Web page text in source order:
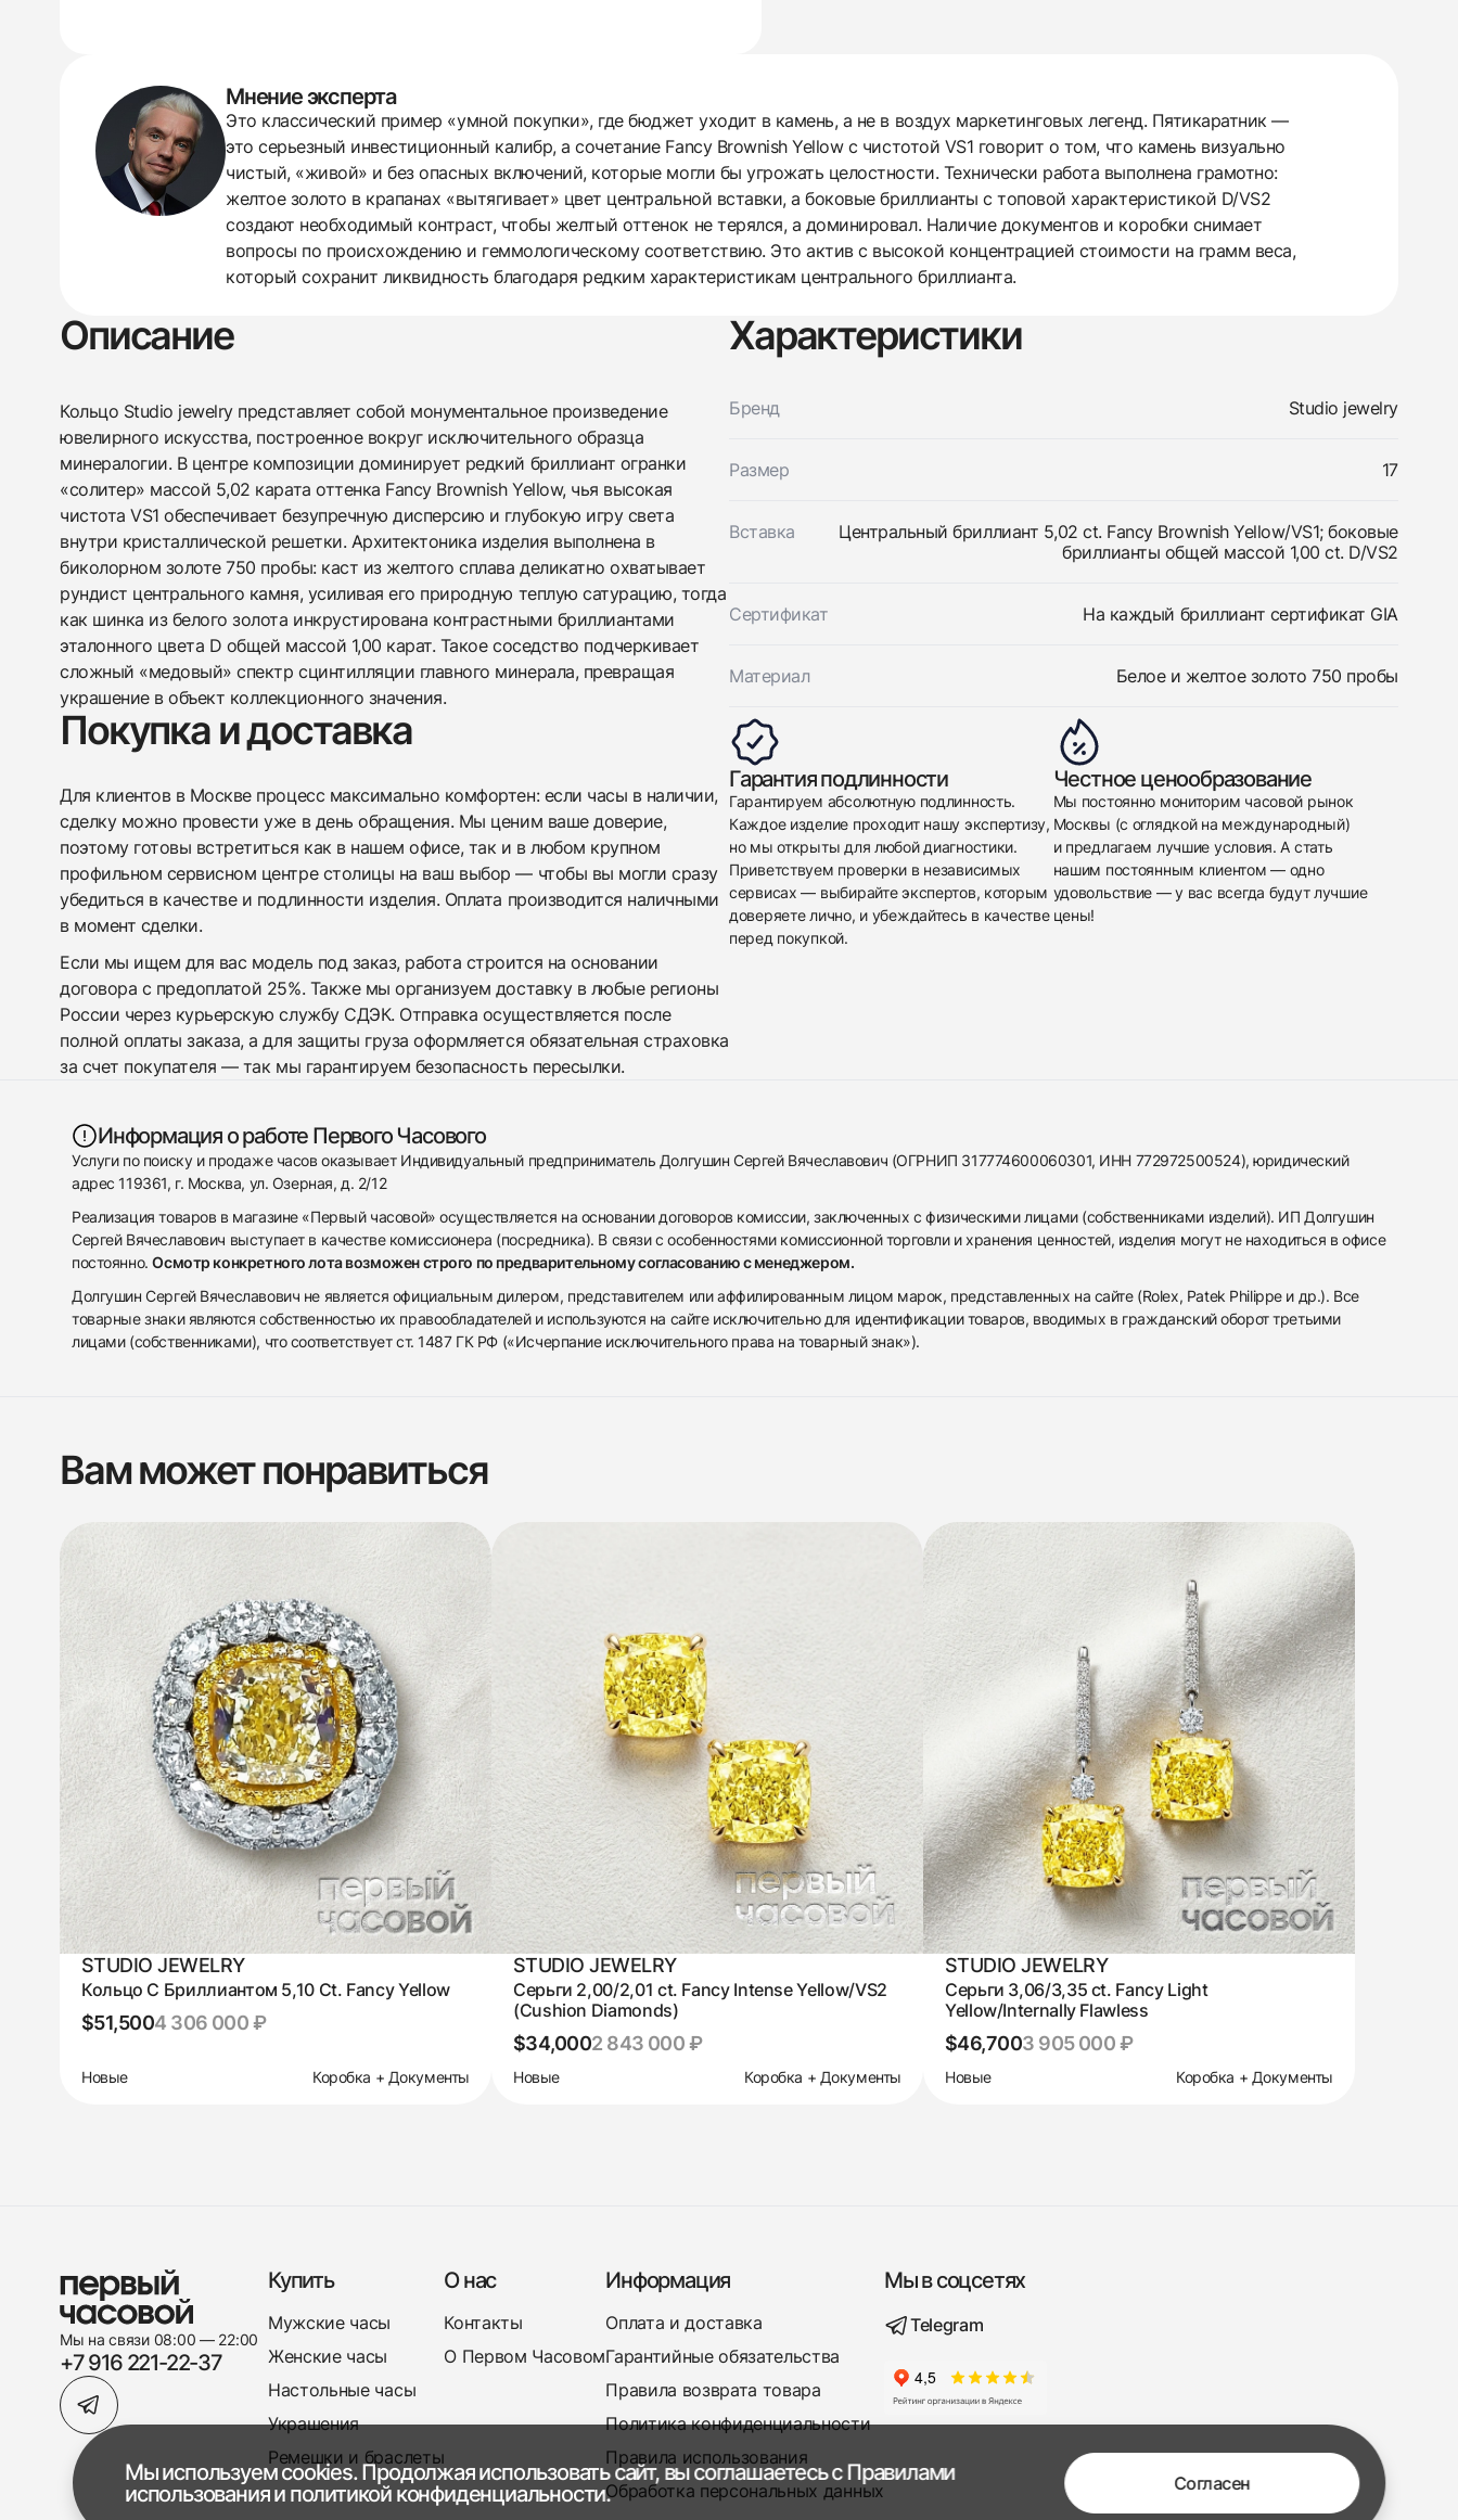
Мнение эксперта
Это классический пример «умной покупки», где бюджет уходит в камень, а не в воздух маркетинговых легенд. Пятикаратник —
это серьезный инвестиционный калибр, а сочетание Fancy Brownish Yellow с чистотой VS1 говорит о том, что камень визуально
чистый, «живой» и без опасных включений, которые могли бы угрожать целостности. Технически работа выполнена грамотно:
желтое золото в крапанах «вытягивает» цвет центральной вставки, а боковые бриллианты с топовой характеристикой D/VS2
создают необходимый контраст, чтобы желтый оттенок не терялся, а доминировал. Наличие документов и коробки снимает
вопросы по происхождению и геммологическому соответствию. Это актив с высокой концентрацией стоимости на грамм веса,
который сохранит ликвидность благодаря редким характеристикам центрального бриллианта.
Описание
Кольцо Studio jewelry представляет собой монументальное произведение
ювелирного искусства, построенное вокруг исключительного образца
минералогии. В центре композиции доминирует редкий бриллиант огранки
«солитер» массой 5,02 карата оттенка Fancy Brownish Yellow, чья высокая
чистота VS1 обеспечивает безупречную дисперсию и глубокую игру света
внутри кристаллической решетки. Архитектоника изделия выполнена в
биколорном золоте 750 пробы: каст из желтого сплава деликатно охватывает
рундист центрального камня, усиливая его природную теплую сатурацию, тогда
как шинка из белого золота инкрустирована контрастными бриллиантами
эталонного цвета D общей массой 1,00 карат. Такое соседство подчеркивает
сложный «медовый» спектр сцинтилляции главного минерала, превращая
украшение в объект коллекционного значения.
Характеристики
Бренд Studio jewelry
Размер 17
Вставка
Центральный бриллиант 5,02 ct. Fancy Brownish Yellow/VS1; боковые
бриллианты общей массой 1,00 ct. D/VS2
Сертификат На каждый бриллиант сертификат GIA
Материал Белое и желтое золото 750 пробы
Покупка и доставка
Для клиентов в Москве процесс максимально комфортен: если часы в наличии,
сделку можно провести уже в день обращения. Мы ценим ваше доверие,
поэтому готовы встретиться как в нашем офисе, так и в любом крупном
профильном сервисном центре столицы на ваш выбор — чтобы вы могли сразу
убедиться в качестве и подлинности изделия. Оплата производится наличными
в момент сделки.
Если мы ищем для вас модель под заказ, работа строится на основании
договора с предоплатой 25%. Также мы организуем доставку в любые регионы
России через курьерскую службу СДЭК. Отправка осуществляется после
полной оплаты заказа, а для защиты груза оформляется обязательная страховка
за счет покупателя — так мы гарантируем безопасность пересылки.
Гарантия подлинности
Гарантируем абсолютную подлинность.
Каждое изделие проходит нашу экспертизу,
но мы открыты для любой диагностики.
Приветствуем проверки в независимых
сервисах — выбирайте экспертов, которым
доверяете лично, и убеждайтесь в качестве
перед покупкой.
Честное ценообразование
Мы постоянно мониторим часовой рынок
Москвы (с оглядкой на международный)
и предлагаем лучшие условия. А стать
нашим постоянным клиентом — одно
удовольствие — у вас всегда будут лучшие
цены!
Информация о работе Первого Часового
Услуги по поиску и продаже часов оказывает Индивидуальный предприниматель Долгушин Сергей Вячеславович (ОГРНИП 317774600060301, ИНН 772972500524), юридический
адрес 119361, г. Москва, ул. Озерная, д. 2/12
Реализация товаров в магазине «Первый часовой» осуществляется на основании договоров комиссии, заключенных с физическими лицами (собственниками изделий). ИП Долгушин
Сергей Вячеславович выступает в качестве комиссионера (посредника). В связи с особенностями комиссионной торговли и хранения ценностей, изделия могут не находиться в офисе
постоянно.Осмотр конкретного лота возможен строго по предварительному согласованию с менеджером.
Долгушин Сергей Вячеславович не является официальным дилером, представителем или аффилированным лицом марок, представленных на сайте (Rolex, Patek Philippe и др.). Все
товарные знаки являются собственностью их правообладателей и используются на сайте исключительно для идентификации товаров, вводимых в гражданский оборот третьими
лицами (собственниками), что соответствует ст. 1487 ГК РФ («Исчерпание исключительного права на товарный знак»).
Оставьте ваши контактные данные и мы свяжемся с
вами
Studio jewelry
Кольцо С Бриллиантом 5,02 Ct. Fby/Vs1
$37,100
Отправить заявку
вами
Studio jewelry
Кольцо С Бриллиантом 5,02 Ct. Fby/Vs1
НовыеКоробка + Документы
$37,100
Приложите фото ваших часов…
Отправить заявку
Вам может понравиться
STUDIO JEWELRY
Кольцо С Бриллиантом 5,10 Ct. Fancy Yellow
$51,5004 306 000 ₽
Новые Коробка + Документы
STUDIO JEWELRY
Серьги 2,00/2,01 ct. Fancy Intense Yellow/VS2
(Cushion Diamonds)
$34,0002 843 000 ₽
Новые Коробка + Документы
STUDIO JEWELRY
Серьги 3,06/3,35 ct. Fancy Light
Yellow/Internally Flawless
$46,7003 905 000 ₽
Новые Коробка + Документы
Мы на связи 08:00 — 22:00
+7 916 221-22-37
Купить
Мужские часы
Женские часы
Настольные часы
Украшения
Ремешки и браслеты
О нас
Контакты
О Первом Часовом
Информация
Оплата и доставка
Гарантийные обязательства
Правила возврата товара
Политика конфиденциальности
Правила использования
Обработка персональных данных
Мы в соцсетях
Telegram
Мы используем cookies. Продолжая использовать сайт, вы соглашаетесь сПравилами
использованияи политикой конфиденциальности. Согласен